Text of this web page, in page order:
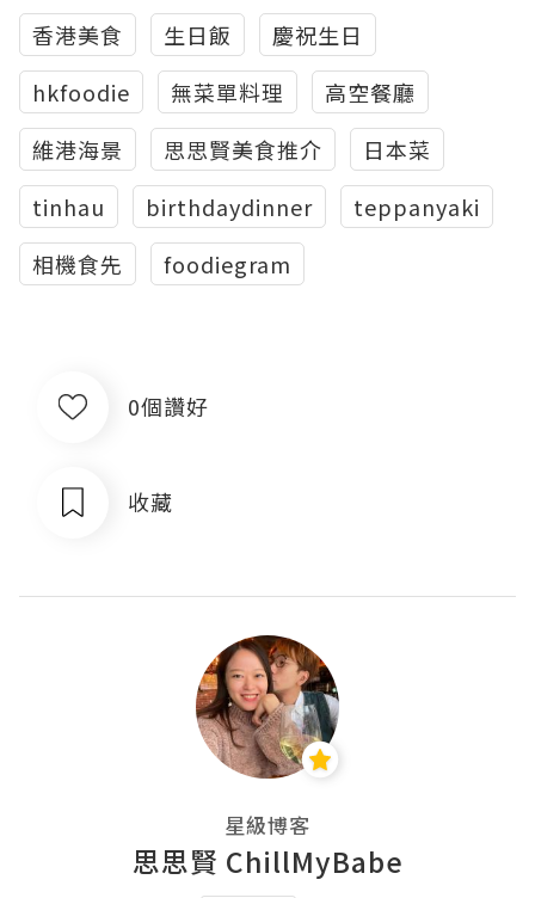
香港美食
生日飯
慶祝生日
hkfoodie
無菜單料理
高空餐廳
維港海景
思思賢美食推介
日本菜
tinhau
birthdaydinner
teppanyaki
相機食先
foodiegram
0個讚好
收藏
星級博客
思思賢 ChillMyBabe